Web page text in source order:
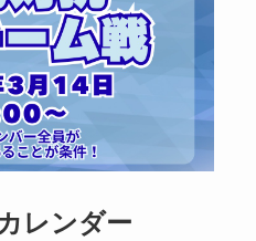
レンダー